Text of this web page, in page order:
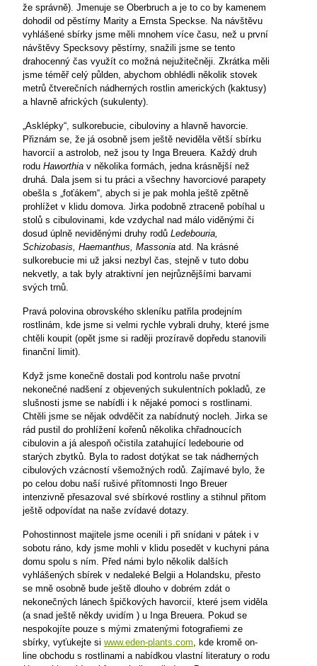
že správně). Jmenuje se Oberbruch a je to co by kamenem
dohodil od pěstírny Marity a Ernsta Speckse. Na návštěvu
vyhlášené sbírky jsme měli mnohem více času, než u první
návštěvy Specksovy pěstírny, snažili jsme se tento
drahocenný čas využít co možná nejužitečněji. Zkrátka měli
jsme téměř celý půlden, abychom obhlédli několik stovek
metrů čtverečních nádherných rostlin amerických (kaktusy)
a hlavně afrických (sukulenty).
„Asklépky“, sulkorebucie, cibuloviny a hlavně havorcie.
Přiznám se, že já osobně jsem ještě neviděla větší sbírku
havorcií a astrolob, než jsou ty Inga Breuera. Každý druh
rodu Haworthia v několika formách, jedna krásnější než
druhá. Dala jsem si tu práci a všechny havorciové parapety
obešla s „foťákem“, abych si je pak mohla ještě zpětně
prohlížet v klidu domova. Jirka podobně ztraceně pobíhal u
stolů s cibulovinami, kde vzdychal nad málo viděnými či
dosud úplně neviděnými druhy rodů Ledebouria,
Schizobasis, Haemanthus, Massonia atd. Na krásné
sulkorebucie mi už jaksi nezbyl čas, stejně v tuto dobu
nekvetly, a tak byly atraktivní jen nejrůznějšími barvami
svých trnů.
Pravá polovina obrovského skleníku patřila prodejním
rostlinám, kde jsme si velmi rychle vybrali druhy, které jsme
chtěli koupit (opět jsme si raději prozíravě dopředu stanovili
finanční limit).
Když jsme konečně dostali pod kontrolu naše prvotní
nekonečné nadšení z objevených sukulentních pokladů, ze
slušnosti jsme se nabídli i k nějaké pomoci s rostlinami.
Chtěli jsme se nějak odvděčit za nabídnutý nocleh. Jirka se
rád pustil do prohlížení kořenů několika chřadnoucích
cibulovin a já alespoň očistila zatahující ledebourie od
starých zbytků. Byla to radost dotýkat se tak nádherných
cibulových vzácností všemožných rodů. Zajímavé bylo, že
po celou dobu naší rušivé přítomnosti Ingo Breuer
intenzivně přesazoval své sbírkové rostliny a stihnul přitom
ještě odpovídat na naše zvídavé dotazy.
Pohostinnost majitele jsme ocenili i při snídani v pátek i v
sobotu ráno, kdy jsme mohli v klidu posedět v kuchyni pána
domu spolu s ním. Před námi bylo několik dalších
vyhlášených sbírek v nedaleké Belgii a Holandsku, přesto
se mně osobně bude ještě dlouho v dobrém zdát o
nekonečných lánech špičkových havorcií, které jsem viděla
(a snad ještě někdy uvidím ) u Inga Breuera. Pokud se
nespokojíte pouze s mými zmatenými fotografiemi ze
sbírky, vyťukejte si www.eden-plants.com, kde kromě on-
line obchodu s rostlinami a nabídkou vlastní literatury o rodu